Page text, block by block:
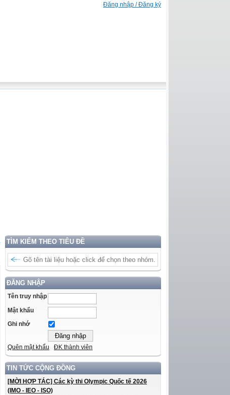
Đăng nhập / Đăng ký
TÌM KIẾM THEO TIÊU ĐỀ
ĐĂNG NHẬP
Tên truy nhập
Mật khẩu
Ghi nhớ
Quên mật khẩu ĐK thành viên
TIN TỨC CỘNG ĐỒNG
[MỜI HỢP TÁC] Các kỳ thi Olympic Quốc tế 2026
(IMO - IEO - ISO)